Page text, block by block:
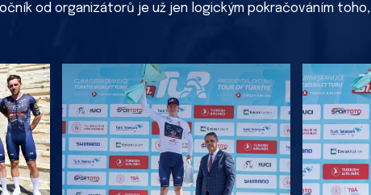
od organizátorů je už jen logickým pokračováním